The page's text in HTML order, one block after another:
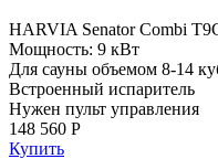
HARVIA Senator Combi
Мощность: 9 кВт
Для сауны объемом 8-14
Встроенный испаритель
Нужен пульт управления
148 560 Р
Купить